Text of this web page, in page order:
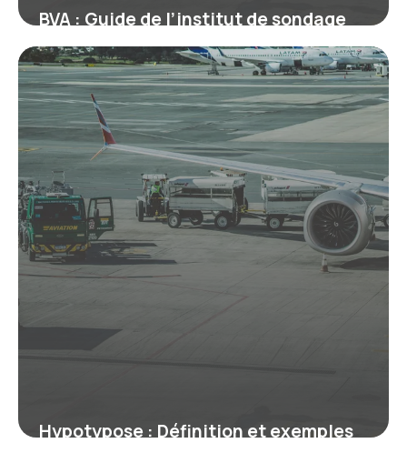
BVA : Guide de l’institut de sondage
français
10 juillet 2026
Hypotypose : Définition et exemples